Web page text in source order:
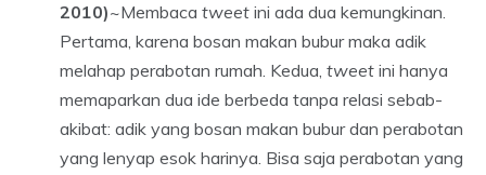
2010)~Membaca tweet ini ada dua kemungkinan.
Pertama, karena bosan makan bubur maka adik
melahap perabotan rumah. Kedua, tweet ini hanya
memaparkan dua ide berbeda tanpa relasi sebab-
akibat: adik yang bosan makan bubur dan perabotan
yang lenyap esok harinya. Bisa saja perabotan yang